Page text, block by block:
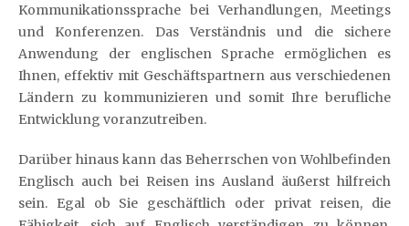
Kommunikationssprache bei Verhandlungen, Meetings
und Konferenzen. Das Verständnis und die sichere
Anwendung der englischen Sprache ermöglichen es
Ihnen, effektiv mit Geschäftspartnern aus verschiedenen
Ländern zu kommunizieren und somit Ihre berufliche
Entwicklung voranzutreiben.
Darüber hinaus kann das Beherrschen von Wohlbefinden
Englisch auch bei Reisen ins Ausland äußerst hilfreich
sein. Egal ob Sie geschäftlich oder privat reisen, die